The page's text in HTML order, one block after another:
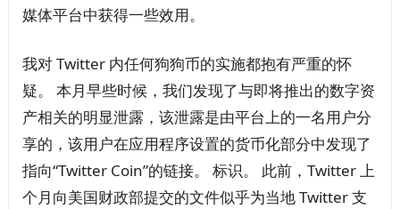
媒体平台中获得一些效用。
我对 Twitter 内任何狗狗币的实施都抱有严重的怀
疑。 本月早些时候，我们发现了与即将推出的数字资
产相关的明显泄露，该泄露是由平台上的一名用户分
享的，该用户在应用程序设置的货币化部分中发现了
指向“Twitter Coin”的链接。 标识。 此前，Twitter 上
个月向美国财政部提交的文件似乎为当地 Twitter 支